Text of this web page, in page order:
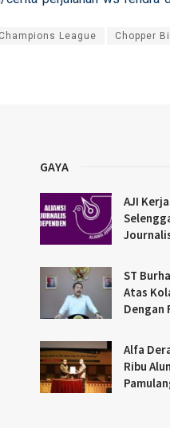
Champions League Chopper
GAYA
AJI
ST
Atas
Dengan
Alfa
Ribu